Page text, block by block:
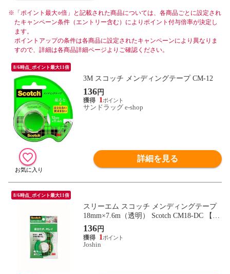
※ 「ポイント最大○倍」と記載された商品については、各商品ごとに設定され
たキャンペーン条件（エントリー含む）によりポイント付与倍率が決定し
ます。
ポイントアップの条件は各商品に設定されたキャンペーンにより異なりま
すので、詳細は各商品詳細ページよりご確認ください。
8/6時点_ポイント最大11倍
3M スコッチ メンディングテープ CM-12
136円
1
サンドラッグ e-shop
詳細を見る
8/6時点_ポイント最大11倍
スリーエム スコッチ メンディングテープ
18mm×7.6m（透明） Scotch CM18-DC 【返
品種別A】
136円
1
Joshin